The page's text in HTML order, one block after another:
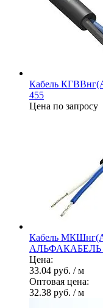
Кабель
455
Цена по запросу
Кабель
АЛЬФАКАБЕЛЬ
Цена:
33.04 руб. / м
Оптовая цена:
32.38 руб. / м